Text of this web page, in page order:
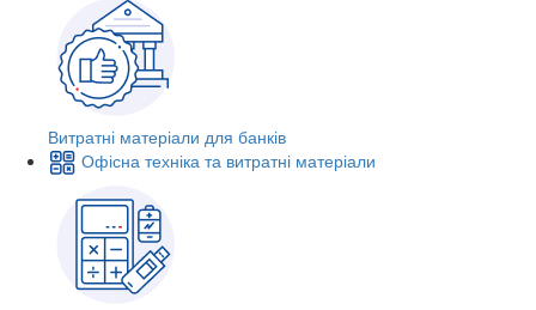
Витратні матеріали для банків
Офісна техніка та витратні матеріали